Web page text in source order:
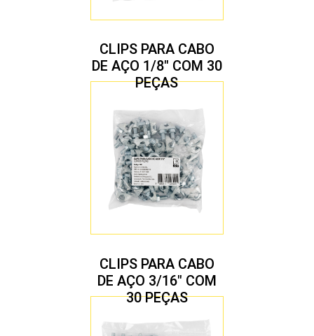
CLIPS PARA CABO
DE AÇO 1/8″ COM 30
PEÇAS
CLIPS PARA CABO
DE AÇO 3/16″ COM
30 PEÇAS